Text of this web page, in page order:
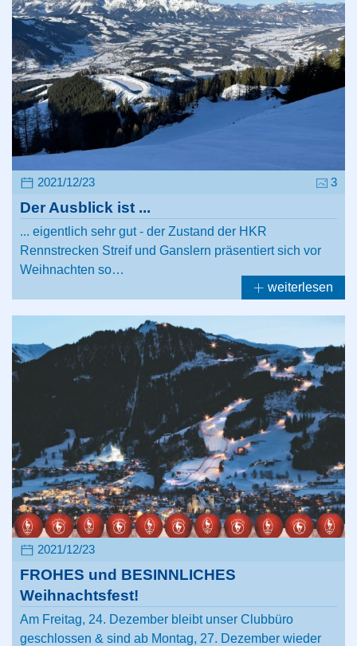
2021/12/23 3
Der Ausblick ist ...
... eigentlich sehr gut - der Zustand der HKR
Rennstrecken Streif und Ganslern präsentiert sich vor
Weihnachten so…
weiterlesen
2021/12/23
FROHES und BESINNLICHES
Weihnachtsfest!
Am Freitag, 24. Dezember bleibt unser Clubbüro
geschlossen & sind ab Montag, 27. Dezember wieder